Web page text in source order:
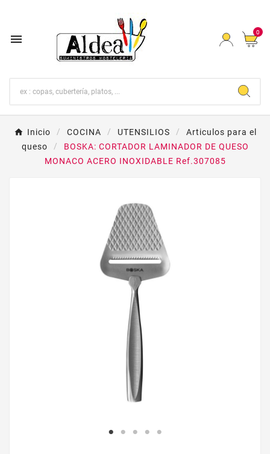
 0
Inicio COCINA UTENSILIOS
Articulos para el
queso
BOSKA: CORTADOR LAMINADOR DE QUESO
MONACO ACERO INOXIDABLE Ref.307085